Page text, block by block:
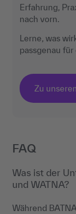
Erfahrung,
nach vorn.
Lerne, was
passgenau
Zu
FAQ
Was ist der
und WATNA?
Während